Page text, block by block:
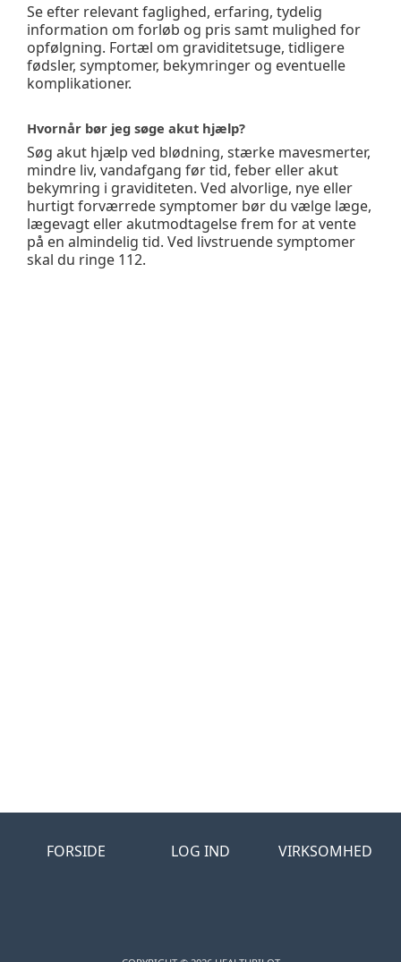
Se efter relevant faglighed, erfaring, tydelig
information om forløb og pris samt mulighed for
opfølgning. Fortæl om graviditetsuge, tidligere
fødsler, symptomer, bekymringer og eventuelle
komplikationer.
Hvornår bør jeg søge akut hjælp?
Søg akut hjælp ved blødning, stærke mavesmerter,
mindre liv, vandafgang før tid, feber eller akut
bekymring i graviditeten. Ved alvorlige, nye eller
hurtigt forværrede symptomer bør du vælge læge,
lægevagt eller akutmodtagelse frem for at vente
på en almindelig tid. Ved livstruende symptomer
skal du ringe 112.
FORSIDE LOG IND VIRKSOMHED